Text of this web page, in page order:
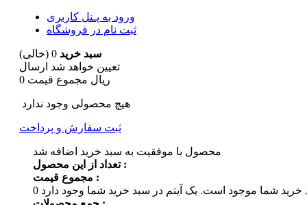
ورود به پـنل کاربری
ثبت نام در فروشگاه
سبد خرید 0 (خالی)
تعیین خواهد شد ارسال
0 ریال مجموع قیمت
هیچ محصولی وجود ندارد
ثبت سفارش و پرداخت
محصول با موفقیت به سبد خرید اضافه شد
تعداد از این محصول :
مجموع قیمت :
0
خرید شما موجود است.